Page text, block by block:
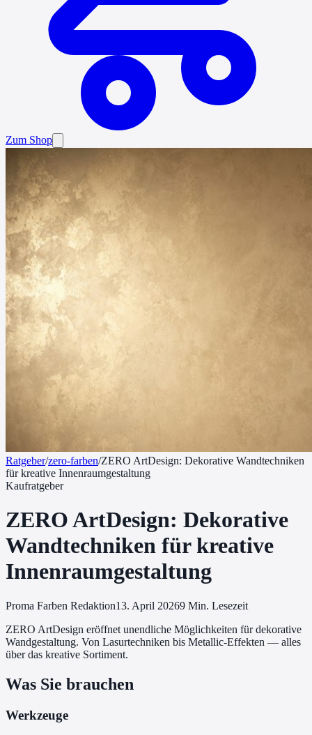
Zum Shop
Ratgeber/zero-farben/ZERO ArtDesign: Dekorative Wandtechniken
für kreative Innenraumgestaltung
Kaufratgeber
ZERO ArtDesign: Dekorative
Wandtechniken für kreative
Innenraumgestaltung
Proma Farben Redaktion13. April 20269 Min. Lesezeit
ZERO ArtDesign eröffnet unendliche Möglichkeiten für dekorative
Wandgestaltung. Von Lasurtechniken bis Metallic-Effekten — alles
über das kreative Sortiment.
Was Sie brauchen
Werkzeuge